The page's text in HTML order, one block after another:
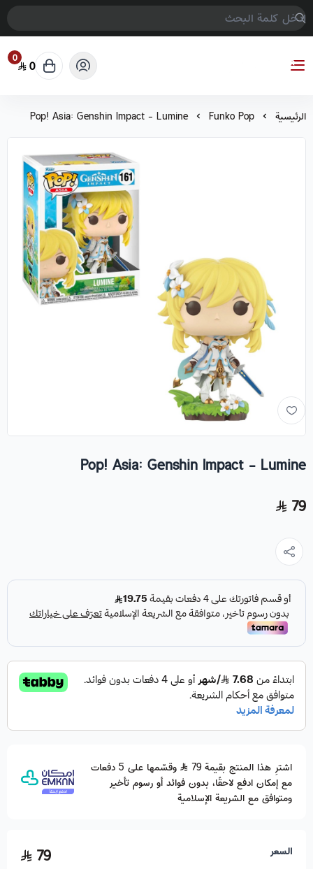
COMPTER GAMES
0 0
الرئيسية Funko Pop
Pop! Asia: Genshin Impact - Lumine
Pop! Asia: Genshin Impact - Lumine
79
اشترِ هذا المنتج بقيمة 79
وقسّمها على 5 دفعات
مع إمكان ادفع لاحقًا، بدون فوائد أو رسوم تأخير
ومتوافق مع الشريعة الإسلامية
السعر 79